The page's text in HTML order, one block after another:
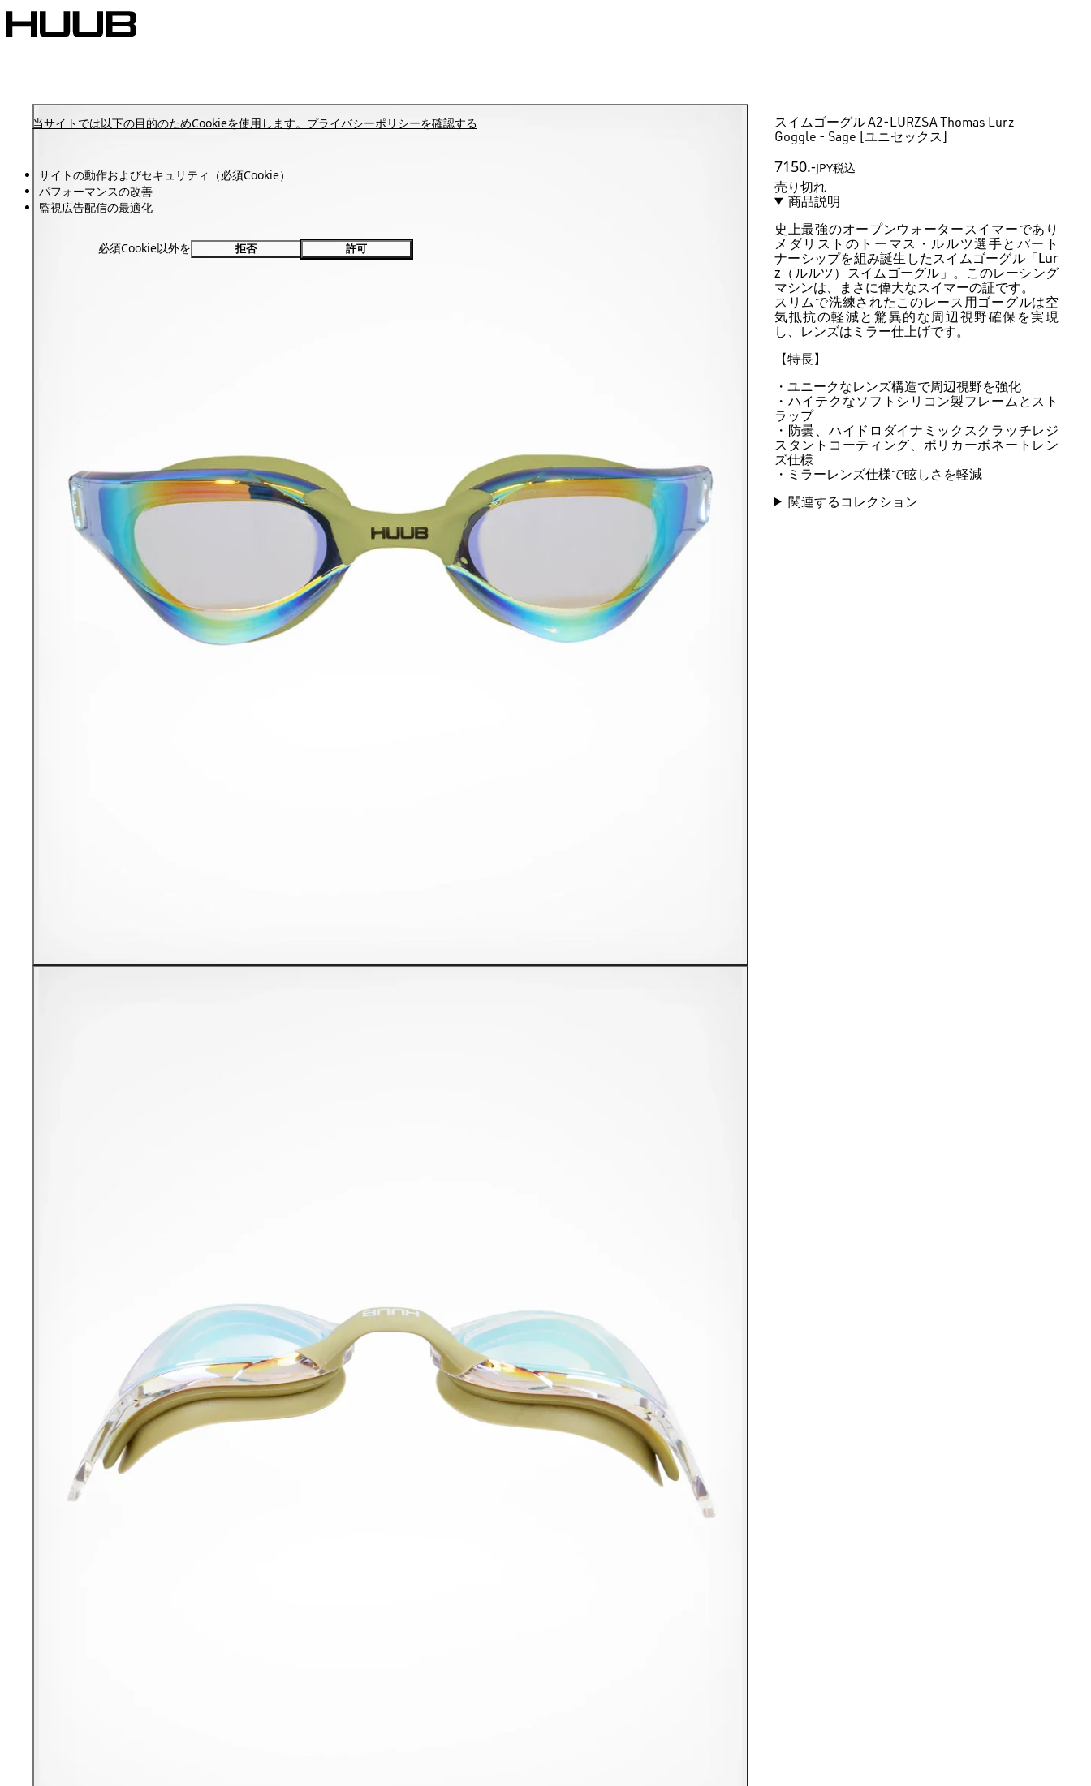
当サイトでは以下の目的のためCookieを使用します。 プライバシーポリシーを確認する
サイトの動作およびセキュリティ（必須Cookie）
パフォーマンスの改善
監視広告配信の最適化
必須Cookie以外を 拒否 許可
スイムゴーグル A2-LURZSA Thomas Lurz
Goggle - Sage [ユニセックス]
7150.-JPY税込
売り切れ
商品説明
史上最強のオープンウォータースイマーであり
メダリストのトーマス・ルルツ選手とパート
ナーシップを組み誕生したスイムゴーグル「Lur
z（ルルツ）スイムゴーグル」。このレーシング
マシンは、まさに偉大なスイマーの証です。
スリムで洗練されたこのレース用ゴーグルは空
気抵抗の軽減と驚異的な周辺視野確保を実現
し、レンズはミラー仕上げです。
【特長】
・ユニークなレンズ構造で周辺視野を強化
・ハイテクなソフトシリコン製フレームとスト
ラップ
・防曇、ハイドロダイナミックスクラッチレジ
スタントコーティング、ポリカーボネートレン
ズ仕様
・ミラーレンズ仕様で眩しさを軽減
関連するコレクション